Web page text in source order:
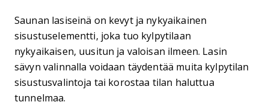
Saunan lasiseinä on kevyt ja nykyaikainen
sisustuselementti, joka tuo kylpytilaan
nykyaikaisen, uusitun ja valoisan ilmeen. Lasin
sävyn valinnalla voidaan täydentää muita kylpytilan
sisustusvalintoja tai korostaa tilan haluttua
tunnelmaa.